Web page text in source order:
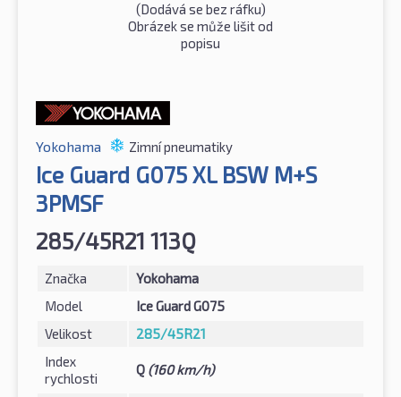
(Dodává se bez ráfku)
Obrázek se může lišit od
popisu
Yokohama Zimní pneumatiky
Ice Guard G075 XL BSW M+S
3PMSF
285/45R21 113Q
Značka
Yokohama
Model
Ice Guard G075
Velikost
285/45R21
Index
rychlosti
Q (160 km/h)